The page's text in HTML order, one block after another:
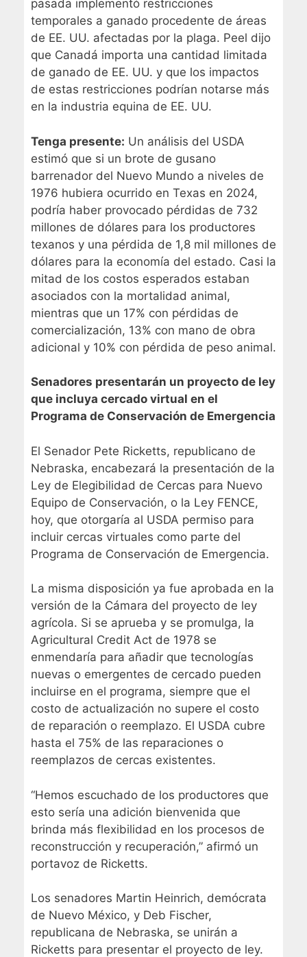
pasada implementó restricciones
temporales a ganado procedente de áreas
de EE. UU. afectadas por la plaga. Peel dijo
que Canadá importa una cantidad limitada
de ganado de EE. UU. y que los impactos
de estas restricciones podrían notarse más
en la industria equina de EE. UU.
Tenga presente: Un análisis del USDA
estimó que si un brote de gusano
barrenador del Nuevo Mundo a niveles de
1976 hubiera ocurrido en Texas en 2024,
podría haber provocado pérdidas de 732
millones de dólares para los productores
texanos y una pérdida de 1,8 mil millones de
dólares para la economía del estado. Casi la
mitad de los costos esperados estaban
asociados con la mortalidad animal,
mientras que un 17% con pérdidas de
comercialización, 13% con mano de obra
adicional y 10% con pérdida de peso animal.
Senadores presentarán un proyecto de ley
que incluya cercado virtual en el
Programa de Conservación de Emergencia
El Senador Pete Ricketts, republicano de
Nebraska, encabezará la presentación de la
Ley de Elegibilidad de Cercas para Nuevo
Equipo de Conservación, o la Ley FENCE,
hoy, que otorgaría al USDA permiso para
incluir cercas virtuales como parte del
Programa de Conservación de Emergencia.
La misma disposición ya fue aprobada en la
versión de la Cámara del proyecto de ley
agrícola. Si se aprueba y se promulga, la
Agricultural Credit Act de 1978 se
enmendaría para añadir que tecnologías
nuevas o emergentes de cercado pueden
incluirse en el programa, siempre que el
costo de actualización no supere el costo
de reparación o reemplazo. El USDA cubre
hasta el 75% de las reparaciones o
reemplazos de cercas existentes.
“Hemos escuchado de los productores que
esto sería una adición bienvenida que
brinda más flexibilidad en los procesos de
reconstrucción y recuperación,” afirmó un
portavoz de Ricketts.
Los senadores Martin Heinrich, demócrata
de Nuevo México, y Deb Fischer,
republicana de Nebraska, se unirán a
Ricketts para presentar el proyecto de ley.